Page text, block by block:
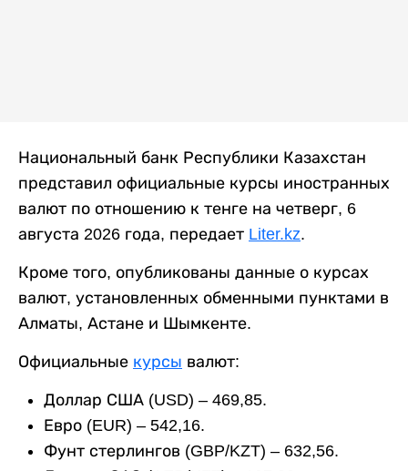
Национальный банк Республики Казахстан
представил официальные курсы иностранных
валют по отношению к тенге на четверг, 6
августа 2026 года, передает Liter.kz.
Кроме того, опубликованы данные о курсах
валют, установленных обменными пунктами в
Алматы, Астане и Шымкенте.
Официальные курсы валют:
Доллар США (USD) – 469,85.
Евро (EUR) – 542,16.
Фунт стерлингов (GBP/KZT) – 632,56.